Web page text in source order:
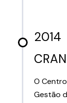
2014
O
Gestão